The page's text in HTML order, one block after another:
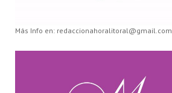
Más Info en: redaccionahoralitoral@gmail.com